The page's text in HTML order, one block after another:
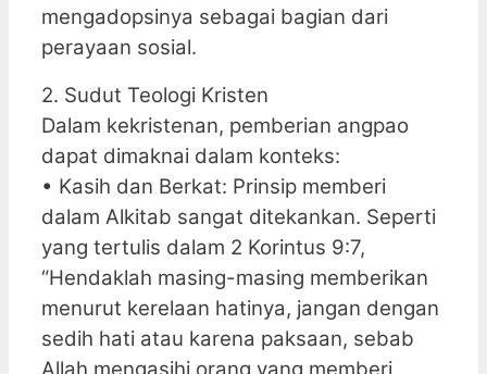
mengadopsinya sebagai bagian dari
perayaan sosial.
2. Sudut Teologi Kristen
Dalam kekristenan, pemberian angpao
dapat dimaknai dalam konteks:
• Kasih dan Berkat: Prinsip memberi
dalam Alkitab sangat ditekankan. Seperti
yang tertulis dalam 2 Korintus 9:7,
“Hendaklah masing-masing memberikan
menurut kerelaan hatinya, jangan dengan
sedih hati atau karena paksaan, sebab
Allah mengasihi orang yang memberi